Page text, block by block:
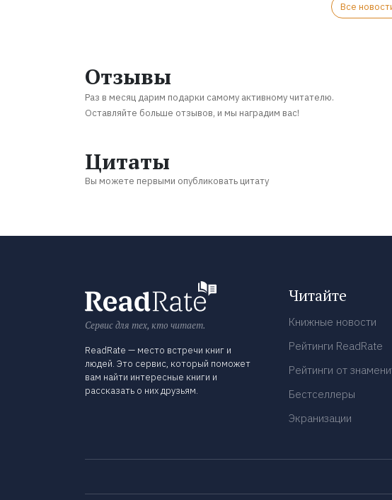
Все
Отзывы
Раз в месяц дарим подарки самому активному читателю.
Оставляйте больше отзывов, и мы наградим вас!
Цитаты
Вы можете первыми опубликовать цитату
Сервис для тех, кто читает.
ReadRate — место встречи книг и
людей. Это сервис, который поможет
вам найти интересные книги и
рассказать о них друзьям.
Читайте
Книжные новости
Рейтинги ReadRate
Рейтинги от
Бестселлеры
Экранизации